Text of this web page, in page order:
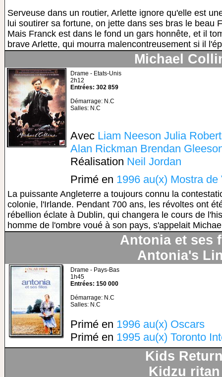
Serveuse dans un routier, Arlette ignore qu'elle est
lui soutirer sa fortune, on jette dans ses bras le beau
Mais Franck est dans le fond un gars honnête, et il
brave Arlette, qui mourra malencontreusement si il
Michael
Drame - Etats-Unis
2h12
Entrées: 302 859
Démarrage: N.C
Salles: N.C
Avec Liam Neeson Julia
Alan Rickman Brendan
Réalisation Neil Jordan
Primé en 1996 au(x) Mostra de
La puissante Angleterre a toujours connu la
colonie, l'Irlande. Pendant 700 ans, les révoltes ont
rébellion éclate à Dublin, qui changera le cours de
homme de l'ombre voué à son pays, s'appelait
Antonia et ses
Antonia's
Drame - Pays-Bas
1h45
Entrées: 150 000
Démarrage: N.C
Salles: N.C
Primé en 1996 au(x) Oscars
Primé en 1995 au(x) Toronto
Kids
Kidzu ritan